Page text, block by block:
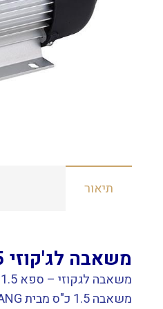
תיאור
משאבה לג'קוזי 1.5 כ"ס MUSTANG מוסטנג
משאבה לגקוזי – ספא 1.5 כ"ס חד פאזית לג’קוזי
משאבה 1.5 כ"ס מבית MUSTANG לג'קוזי.